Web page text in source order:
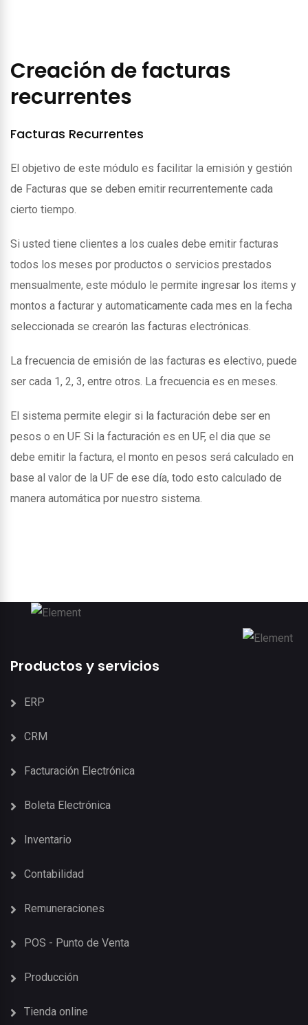
Creación de facturas
recurrentes
Facturas Recurrentes
El objetivo de este módulo es facilitar la emisión y gestión
de Facturas que se deben emitir recurrentemente cada
cierto tiempo.
Si usted tiene clientes a los cuales debe emitir facturas
todos los meses por productos o servicios prestados
mensualmente, este módulo le permite ingresar los items y
montos a facturar y automaticamente cada mes en la fecha
seleccionada se crearón las facturas electrónicas.
La frecuencia de emisión de las facturas es electivo, puede
ser cada 1, 2, 3, entre otros. La frecuencia es en meses.
El sistema permite elegir si la facturación debe ser en
pesos o en UF. Si la facturación es en UF, el dia que se
debe emitir la factura, el monto en pesos será calculado en
base al valor de la UF de ese día, todo esto calculado de
manera automática por nuestro sistema.
Productos y servicios
ERP
CRM
Facturación Electrónica
Boleta Electrónica
Inventario
Contabilidad
Remuneraciones
POS - Punto de Venta
Producción
Tienda online